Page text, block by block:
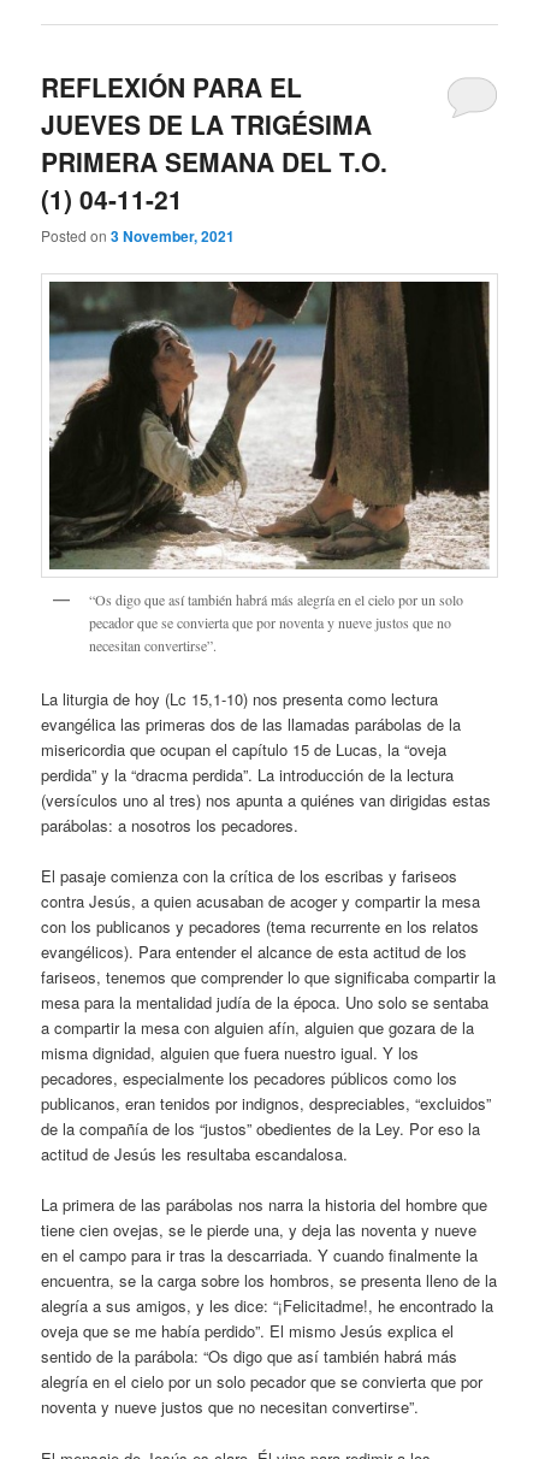
REFLEXIÓN PARA EL
JUEVES DE LA TRIGÉSIMA
PRIMERA SEMANA DEL T.O.
(1) 04-11-21
Posted on3 November, 2021
“Os digo que así también habrá más alegría en el cielo por un solo
pecador que se convierta que por noventa y nueve justos que no
necesitan convertirse”.
La liturgia de hoy (Lc 15,1-10) nos presenta como lectura
evangélica las primeras dos de las llamadas parábolas de la
misericordia que ocupan el capítulo 15 de Lucas, la “oveja
perdida” y la “dracma perdida”. La introducción de la lectura
(versículos uno al tres) nos apunta a quiénes van dirigidas estas
parábolas: a nosotros los pecadores.
El pasaje comienza con la crítica de los escribas y fariseos
contra Jesús, a quien acusaban de acoger y compartir la mesa
con los publicanos y pecadores (tema recurrente en los relatos
evangélicos). Para entender el alcance de esta actitud de los
fariseos, tenemos que comprender lo que significaba compartir la
mesa para la mentalidad judía de la época. Uno solo se sentaba
a compartir la mesa con alguien afín, alguien que gozara de la
misma dignidad, alguien que fuera nuestro igual. Y los
pecadores, especialmente los pecadores públicos como los
publicanos, eran tenidos por indignos, despreciables, “excluidos”
de la compañía de los “justos” obedientes de la Ley. Por eso la
actitud de Jesús les resultaba escandalosa.
La primera de las parábolas nos narra la historia del hombre que
tiene cien ovejas, se le pierde una, y deja las noventa y nueve
en el campo para ir tras la descarriada. Y cuando finalmente la
encuentra, se la carga sobre los hombros, se presenta lleno de la
alegría a sus amigos, y les dice: “¡Felicitadme!, he encontrado la
oveja que se me había perdido”. El mismo Jesús explica el
sentido de la parábola: “Os digo que así también habrá más
alegría en el cielo por un solo pecador que se convierta que por
noventa y nueve justos que no necesitan convertirse”.